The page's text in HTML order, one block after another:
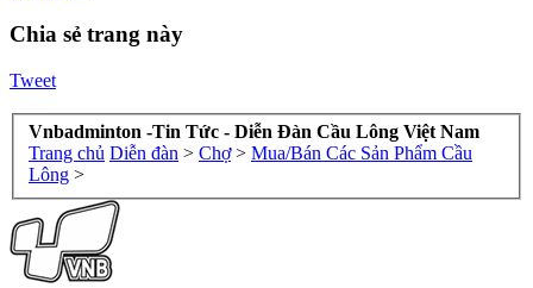
Chia sẻ trang này
Tweet
Vnbadminton -Tin Tức - Diễn Đàn Cầu Lông Việt Nam
Trang chủ Diễn đàn > Chợ > Mua/Bán Các Sản Phẩm Cầu
Lông >